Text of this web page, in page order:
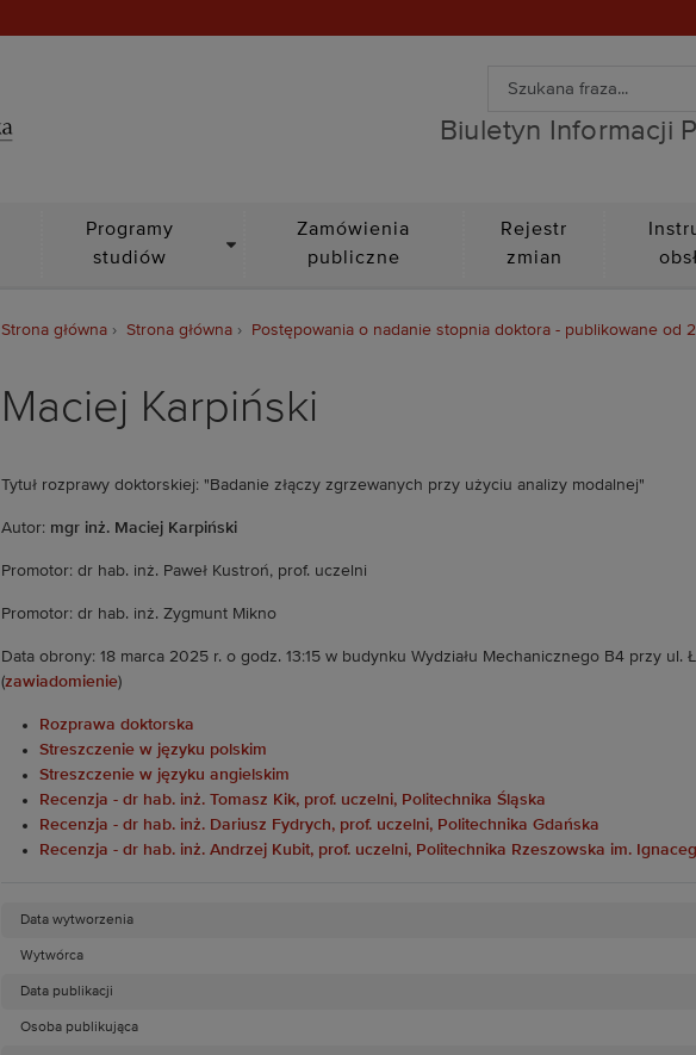
Biuletyn Informacji Publicznej
Wyszukiwarka
Wyszukiwanie
Biuletyn Informacji
Programy
studiów
Zamówienia
publiczne
Rejestr
zmian
Strona główna Strona główna Postępowania o nadanie stopnia doktora - publikowane od
Maciej Karpiński
Tytuł rozprawy doktorskiej: "Badanie złączy zgrzewanych przy użyciu analizy modalnej"
Autor: mgr inż. Maciej Karpiński
Promotor: dr hab. inż. Paweł Kustroń, prof. uczelni
Promotor: dr hab. inż. Zygmunt Mikno
Data obrony: 18 marca 2025 r. o godz. 13:15 w budynku Wydziału Mechanicznego B4 przy ul.
(zawiadomienie)
Rozprawa doktorska
Streszczenie w języku polskim
Streszczenie w języku angielskim
Recenzja - dr hab. inż. Tomasz Kik, prof. uczelni, Politechnika Śląska
Recenzja - dr hab. inż. Dariusz Fydrych, prof. uczelni, Politechnika Gdańska
Recenzja - dr hab. inż. Andrzej Kubit, prof. uczelni, Politechnika Rzeszowska im.
Data wytworzenia
Wytwórca
Data publikacji
Osoba publikująca